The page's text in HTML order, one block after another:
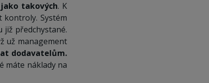
takových. K
kontroly. Systém
předchystané.
už management
dodavatelům.
máte náklady na